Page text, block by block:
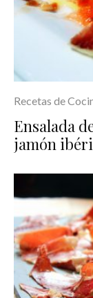
Recetas de
Ensalada
jamón